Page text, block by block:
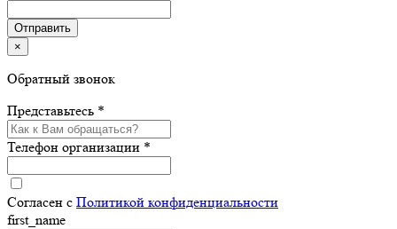
×
Обратный звонок
Представьтесь *
Телефон организации *
Согласен с Политикой конфиденциальности
first_name